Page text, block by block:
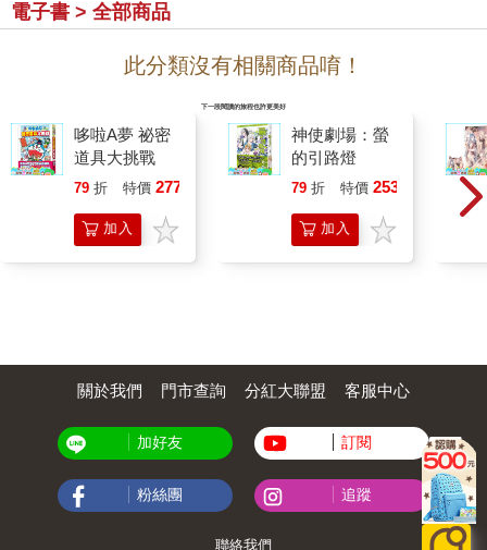
電子書 > 全部商品
此分類沒有相關商品唷！
下一段閱讀的旅程也許更美好
哆啦A夢 祕密
道具大挑戰
79 折 特價 277
加入
神使劇場：螢
的引路燈
79 折 特價 253
加入
關於我們 門市查詢 分紅大聯盟 客服中心
加好友 訂閱
粉絲團 追蹤
聯絡我們